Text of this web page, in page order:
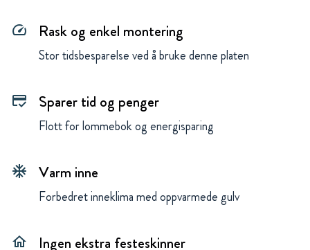
speed Rask og enkel montering
Stor tidsbesparelse ved å bruke denne platen
credit_score Sparer tid og penger
Flott for lommebok og energisparing
ac_unit Varm inne
Forbedret inneklima med oppvarmede gulv
home Ingen ekstra festeskinner